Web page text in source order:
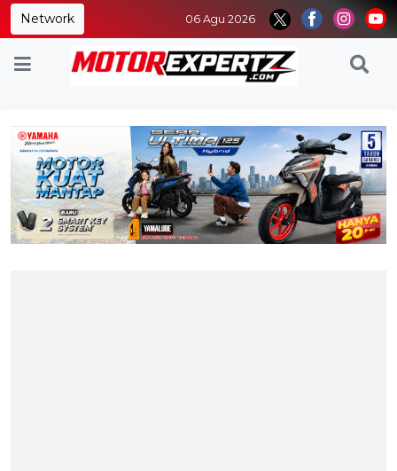
Network 06 Agu 2026